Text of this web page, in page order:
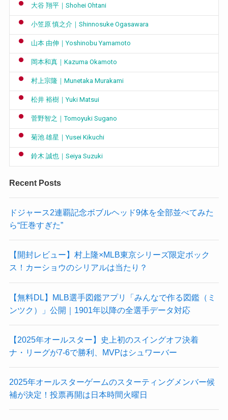
大谷 翔平｜Shohei Ohtani
小笠原 慎之介｜Shinnosuke Ogasawara
山本 由伸｜Yoshinobu Yamamoto
岡本和真｜Kazuma Okamoto
村上宗隆｜Munetaka Murakami
松井 裕樹｜Yuki Matsui
菅野智之｜Tomoyuki Sugano
菊池 雄星｜Yusei Kikuchi
鈴木 誠也｜Seiya Suzuki
Recent Posts
ドジャース2連覇記念ボブルヘッド9体を全部並べてみた
ら“圧巻すぎた”
【開封レビュー】村上隆×MLB東京シリーズ限定ボック
ス！カーショウのシリアルは当たり？
【無料DL】MLB選手図鑑アプリ「みんなで作る図鑑（ミ
ンツク）」公開｜1901年以降の全選手データ対応
【2025年オールスター】史上初のスイングオフ決着
ナ・リーグが7-6で勝利、MVPはシュワーバー
2025年オールスターゲームのスターティングメンバー候
補が決定！投票再開は日本時間火曜日